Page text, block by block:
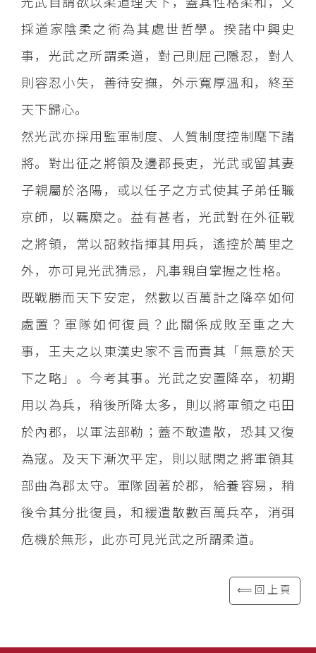
採道家陰柔之術為其處世哲學。揆諸中興史
事，光武之所謂柔道，對己則屈己隱忍，對人
則容忍小失，善待安撫，外示寬厚溫和，終至
天下歸心。
然光武亦採用監軍制度、人質制度控制麾下諸
將。對出征之將領及邊郡長吏，光武或留其妻
子親屬於洛陽，或以任子之方式使其子弟任職
京師，以羈縻之。益有甚者，光武對在外征戰
之將領，常以詔敕指揮其用兵，遙控於萬里之
外，亦可見光武猜忌，凡事親自掌握之性格。
既戰勝而天下安定，然數以百萬計之降卒如何
處置？軍隊如何復員？此關係成敗至重之大
事，王夫之以東漢史家不言而責其「無意於天
下之略」。今考其事。光武之安置降卒，初期
用以為兵，稍後所降太多，則以將軍領之屯田
於內郡，以軍法部勒；蓋不敢遣散，恐其又復
為寇。及天下漸次平定，則以賦閑之將軍領其
部曲為郡太守。軍隊固著於郡，給養容易，稍
後令其分批復員，和緩遣散數百萬兵卒，消弭
危機於無形，此亦可見光武之所謂柔道。
⟸回上頁